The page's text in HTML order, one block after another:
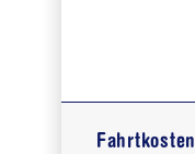
Fahrtkosten